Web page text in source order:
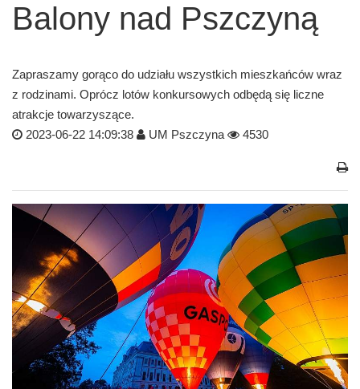
Balony nad Pszczyną
Zapraszamy gorąco do udziału wszystkich mieszkańców wraz
z rodzinami. Oprócz lotów konkursowych odbędą się liczne
atrakcje towarzyszące.
2023-06-22 14:09:38
UM Pszczyna 4530